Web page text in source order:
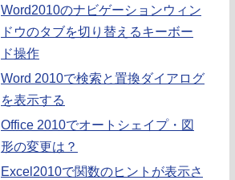
Word2010のナビゲーションウィン
ドウのタブを切り替えるキーボー
ド操作
Word 2010で検索と置換ダイアログ
を表示する
Office 2010でオートシェイプ・図
形の変更は？
Excel2010で関数のヒントが表示さ